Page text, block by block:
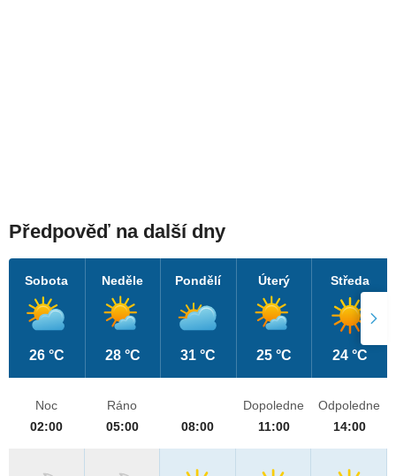
Předpověď na další dny
Sobota
26 °C
Neděle
28 °C
Pondělí
31 °C
Úterý
25 °C
Středa
24 °C
Noc
02:00
Ráno
05:00
08:00
Dopoledne
11:00
Odpoledne
14:00